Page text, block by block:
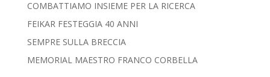
COMBATTIAMO INSIEME PER LA RICERCA
FEIKAR FESTEGGIA 40 ANNI
SEMPRE SULLA BRECCIA
MEMORIAL MAESTRO FRANCO CORBELLA